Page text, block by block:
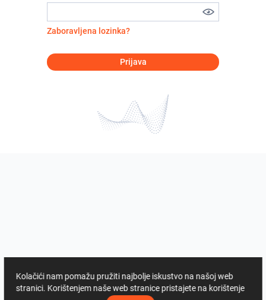
Zaboravljena lozinka?
Prijava
Kolačići nam pomažu pružiti najbolje iskustvo na našoj web
stranici. Korištenjem naše web stranice pristajete na korištenje